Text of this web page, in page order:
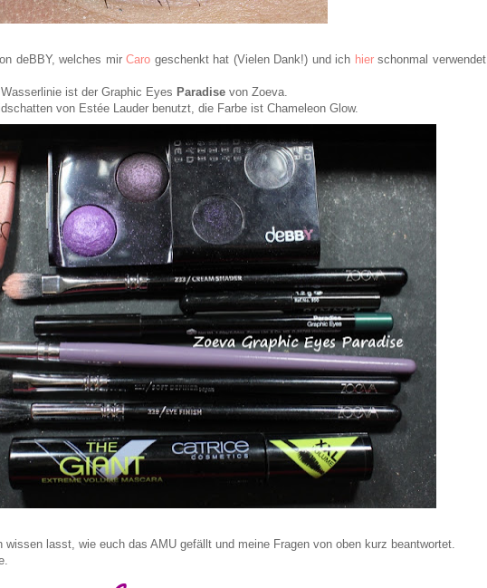
deBBY, welches mirCaro geschenkt hat (Vielen Dank!) und ich hierschonmal verwendet
ist der Graphic Eyes Paradise von Zoeva.
von Estée Lauder benutzt, die Farbe ist Chameleon Glow.
wissen lasst, wie euch das AMU gefällt und meine Fragen von oben kurz beantwortet.